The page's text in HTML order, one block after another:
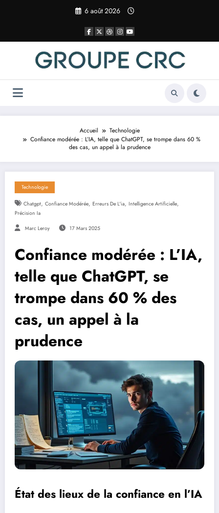
6 août 2026
Accueil
Technologie
Confiance modérée : L’IA, telle que ChatGPT, se trompe dans 60 %
des cas, un appel à la prudence
Technologie
Chatgpt, Confiance Modérée, Erreurs De L'ia, Intelligence Artificielle,
Précision Ia
Marc Leroy 17 Mars 2025
Confiance modérée : L’IA,
telle que ChatGPT, se
trompe dans 60 % des
cas, un appel à la
prudence
État des lieux de la confiance en l’IA